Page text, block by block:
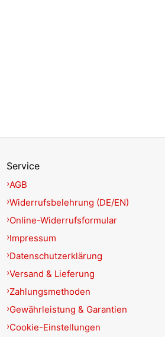
Service
AGB
Widerrufsbelehrung (DE/EN)
Online-Widerrufsformular
Impressum
Datenschutzerklärung
Versand & Lieferung
Zahlungsmethoden
Gewährleistung & Garantien
Cookie-Einstellungen